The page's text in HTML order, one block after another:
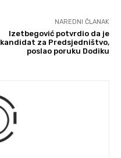
NAREDNI ČLANAK
Izetbegović potvrdio da je
kandidat za Predsjedništvo,
poslao poruku Dodiku